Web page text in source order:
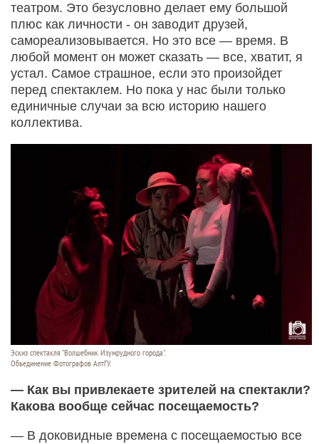
театром. Это безусловно делает ему большой
плюс как личности - он заводит друзей,
самореализовывается. Но это все — время. В
любой момент он может сказать — все, хватит, я
устал. Самое страшное, если это произойдет
перед спектаклем. Но пока у нас были только
единичные случаи за всю историю нашего
коллектива.
Эскиз спектакля "Волшебник Изумрудного города".
Объединение Фотографов АлтГУ.
— Как вы привлекаете зрителей на спектакли?
Какова вообще сейчас посещаемость?
— В доковидные времена с посещаемостью все